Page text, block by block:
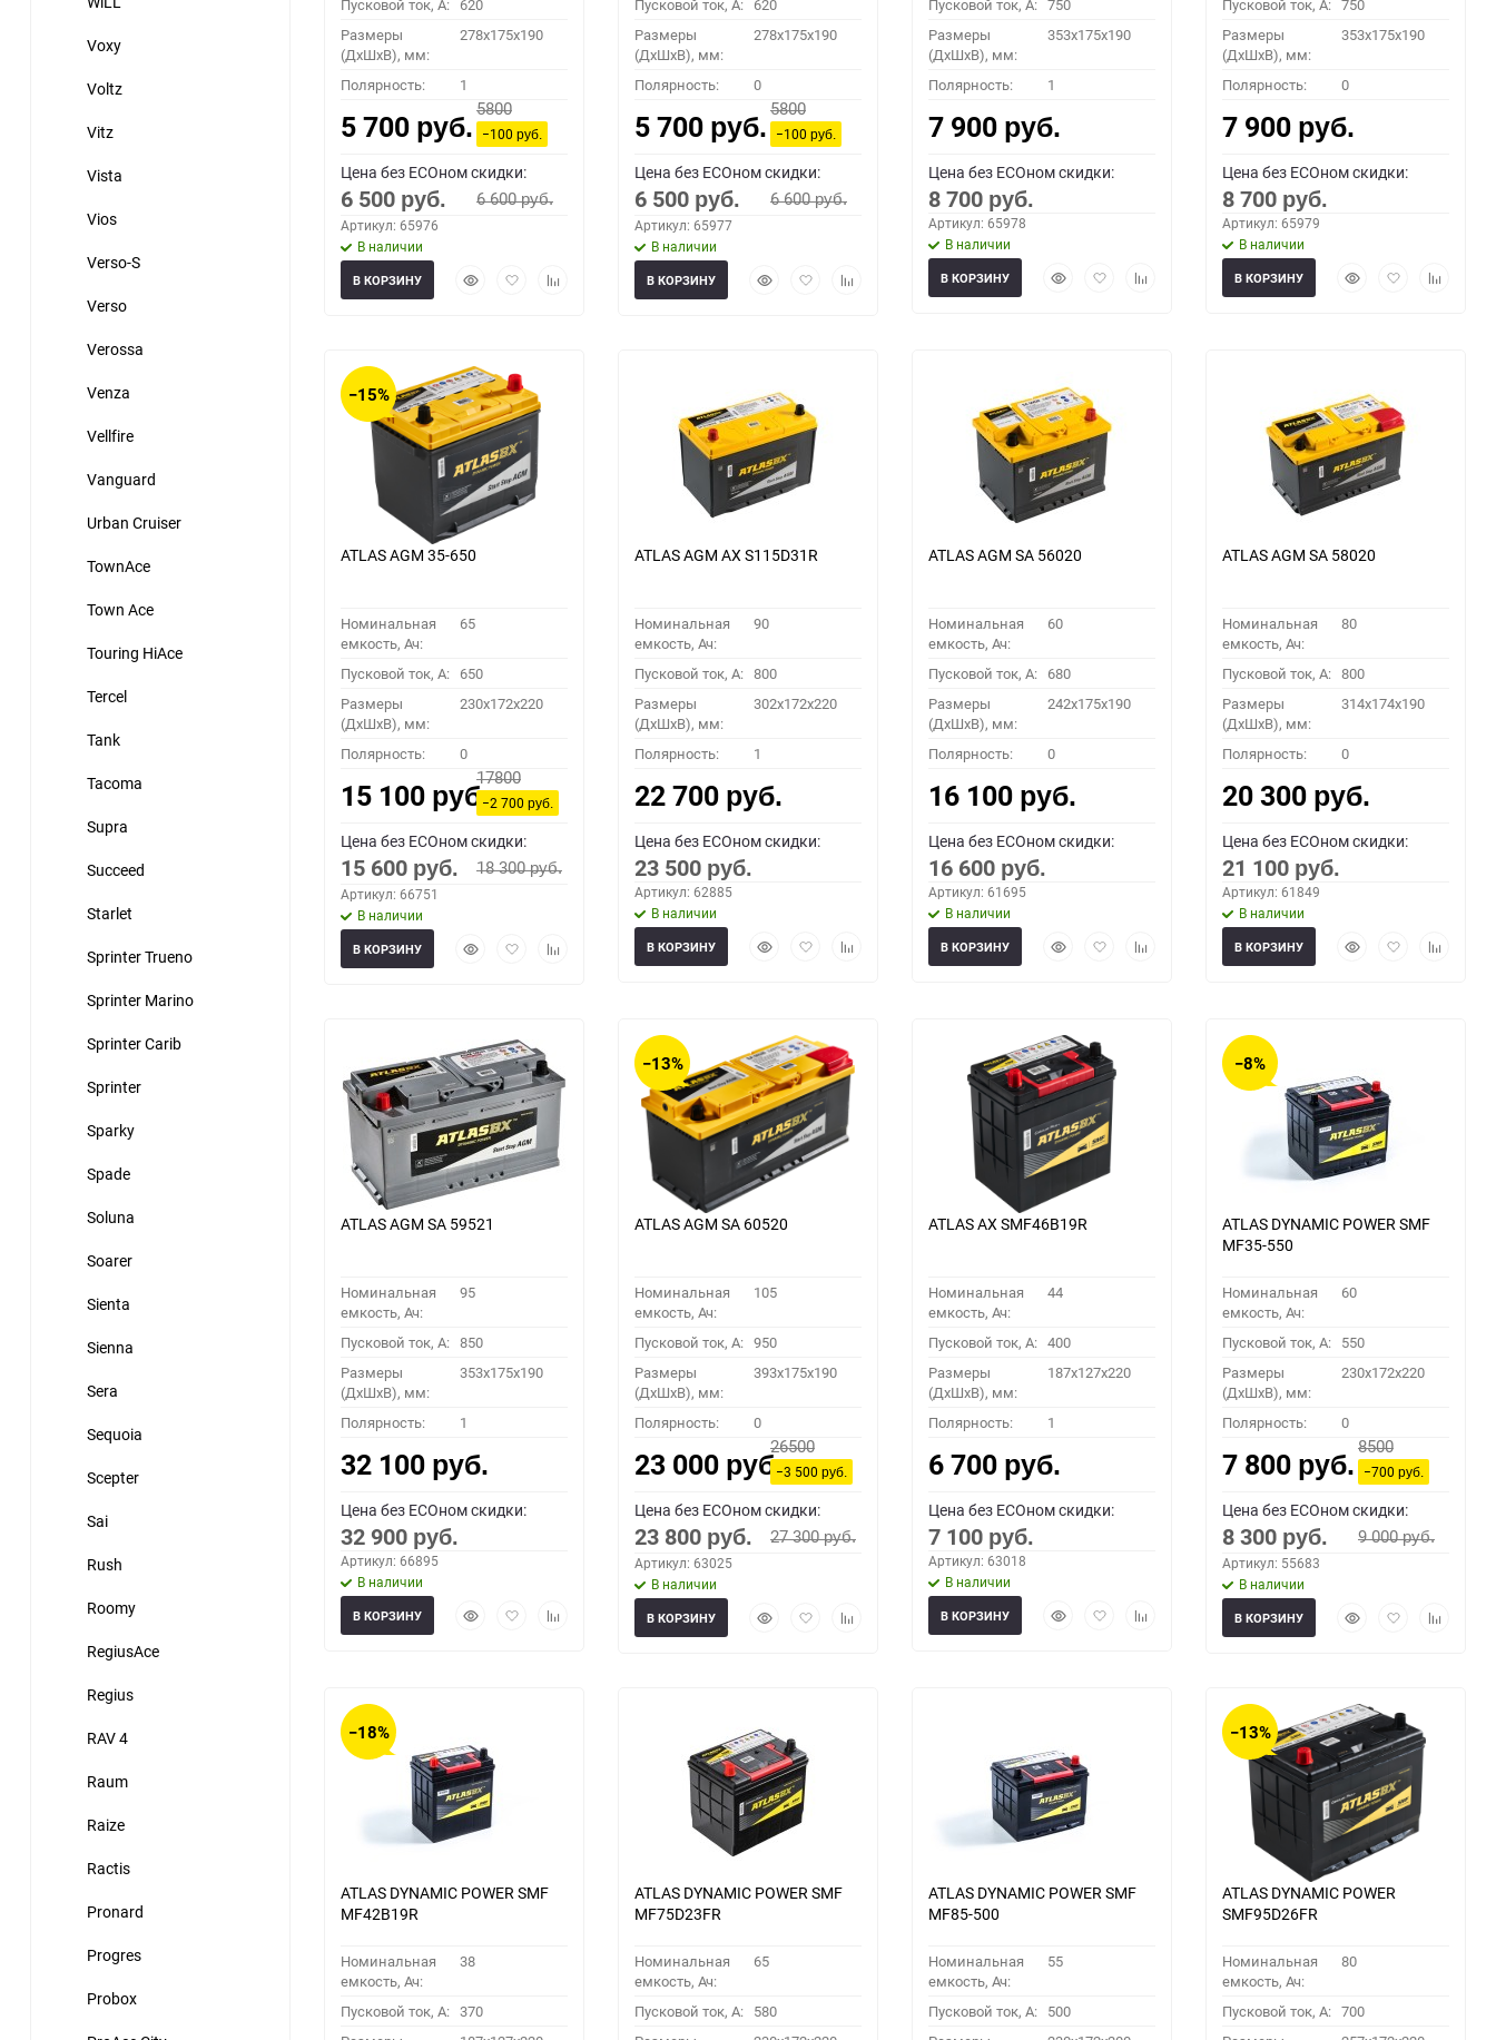
Voxy
Voltz
Vitz
Vista
Vios
Verso-S
Verso
Verossa
Venza
Vellfire
Vanguard
Urban Cruiser
TownAce
Town Ace
Touring HiAce
Tercel
Tank
Tacoma
Supra
Succeed
Starlet
Sprinter Trueno
Sprinter Marino
Sprinter Carib
Sprinter
Sparky
Spade
Soluna
Soarer
Sienta
Sienna
Sera
Sequoia
Scepter
Sai
Rush
Roomy
RegiusAce
Regius
RAV 4
Raum
Raize
Ractis
Pronard
Progres
Probox
Пусковой ток, A: 620
Размеры
(ДхШхВ), мм:
278x175x190
Полярность: 1
5 700 руб.
5800
−100руб.
Цена без ECOном скидки:
6 500 руб. 6 600руб.
Артикул: 65976
В наличии
БыстрыйДобавитьДобавить
В КОРЗИНУ
Пусковой ток, A: 620
Размеры
(ДхШхВ), мм:
278x175x190
Полярность: 0
5 700 руб.
5800
−100руб.
Цена без ECOном скидки:
6 500 руб. 6 600руб.
Артикул: 65977
В наличии
БыстрыйДобавитьДобавить
В КОРЗИНУ
Пусковой ток, A: 750
Размеры
(ДхШхВ), мм:
353x175x190
Полярность: 1
7 900 руб.
Цена без ECOном скидки:
8 700 руб.
Артикул: 65978
В наличии
БыстрыйДобавитьДобавить
В КОРЗИНУ
Пусковой ток, A: 750
Размеры
(ДхШхВ), мм:
353x175x190
Полярность: 0
7 900 руб.
Цена без ECOном скидки:
8 700 руб.
Артикул: 65979
В наличии
БыстрыйДобавитьДобавить
В КОРЗИНУ
−15%
ATLAS AGM 35-650
Номинальная
емкость, Ач:
65
Пусковой ток, A: 650
Размеры
(ДхШхВ), мм:
230x172x220
Полярность: 0
15 100 руб.
17800
−2 700руб.
Цена без ECOном скидки:
15 600 руб. 18 300руб.
Артикул: 66751
В наличии
БыстрыйДобавитьДобавить
В КОРЗИНУ
ATLAS AGM AX S115D31R
Номинальная
емкость, Ач:
90
Пусковой ток, A: 800
Размеры
(ДхШхВ), мм:
302x172x220
Полярность: 1
22 700 руб.
Цена без ECOном скидки:
23 500 руб.
Артикул: 62885
В наличии
БыстрыйДобавитьДобавить
В КОРЗИНУ
ATLAS AGM SA 56020
Номинальная
емкость, Ач:
60
Пусковой ток, A: 680
Размеры
(ДхШхВ), мм:
242x175x190
Полярность: 0
16 100 руб.
Цена без ECOном скидки:
16 600 руб.
Артикул: 61695
В наличии
БыстрыйДобавитьДобавить
В КОРЗИНУ
ATLAS AGM SA 58020
Номинальная
емкость, Ач:
80
Пусковой ток, A: 800
Размеры
(ДхШхВ), мм:
314x174x190
Полярность: 0
20 300 руб.
Цена без ECOном скидки:
21 100 руб.
Артикул: 61849
В наличии
БыстрыйДобавитьДобавить
В КОРЗИНУ
ATLAS AGM SA 59521
Номинальная
емкость, Ач:
95
Пусковой ток, A: 850
Размеры
(ДхШхВ), мм:
353x175x190
Полярность: 1
32 100 руб.
Цена без ECOном скидки:
32 900 руб.
Артикул: 66895
В наличии
БыстрыйДобавитьДобавить
В КОРЗИНУ
−13%
ATLAS AGM SA 60520
Номинальная
емкость, Ач:
105
Пусковой ток, A: 950
Размеры
(ДхШхВ), мм:
393x175x190
Полярность: 0
23 000 руб.
26500
−3 500руб.
Цена без ECOном скидки:
23 800 руб. 27 300руб.
Артикул: 63025
В наличии
БыстрыйДобавитьДобавить
В КОРЗИНУ
ATLAS AX SMF46B19R
Номинальная
емкость, Ач:
44
Пусковой ток, A: 400
Размеры
(ДхШхВ), мм:
187x127x220
Полярность: 1
6 700 руб.
Цена без ECOном скидки:
7 100 руб.
Артикул: 63018
В наличии
БыстрыйДобавитьДобавить
В КОРЗИНУ
−8%
ATLAS DYNAMIC POWER SMF
MF35-550
Номинальная
емкость, Ач:
60
Пусковой ток, A: 550
Размеры
(ДхШхВ), мм:
230x172x220
Полярность: 0
7 800 руб.
8500
−700руб.
Цена без ECOном скидки:
8 300 руб. 9 000руб.
Артикул: 55683
В наличии
БыстрыйДобавитьДобавить
В КОРЗИНУ
−18%
ATLAS DYNAMIC POWER SMF
MF42B19R
Номинальная
емкость, Ач:
38
Пусковой ток, A: 370
ATLAS DYNAMIC POWER SMF
MF75D23FR
Номинальная
емкость, Ач:
65
Пусковой ток, A: 580
ATLAS DYNAMIC POWER SMF
MF85-500
Номинальная
емкость, Ач:
55
Пусковой ток, A: 500
−13%
ATLAS DYNAMIC POWER
SMF95D26FR
Номинальная
емкость, Ач:
80
Пусковой ток, A: 700